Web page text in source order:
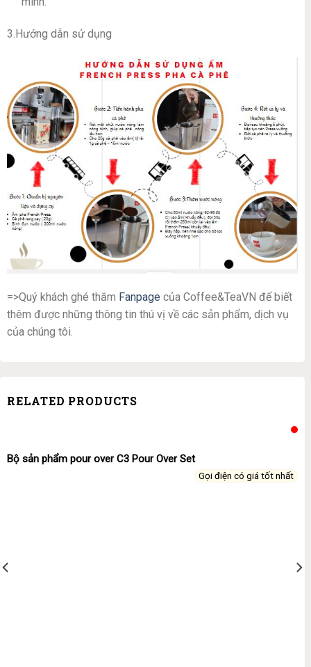
3.Hướng dẫn sử dụng
=>Quý khách ghé thăm Fanpage của Coffee&TeaVN để biết
thêm được những thông tin thú vị về các sản phẩm, dịch vụ
của chúng tôi.
RELATED PRODUCTS
Bộ sản phẩm pour over C3 Pour Over Set
Gọi điện có giá tốt nhất